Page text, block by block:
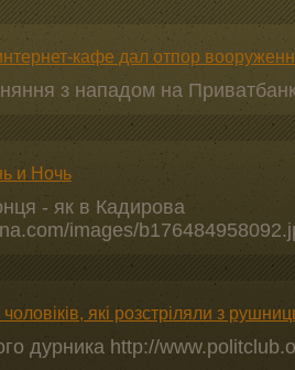
кафе дал отпор
з нападом на
и Ночь
- як в Кадирова
images/
які розстріляли з
дурника http://